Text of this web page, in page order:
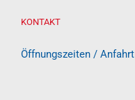
KONTAKT
Öffnungszeiten /